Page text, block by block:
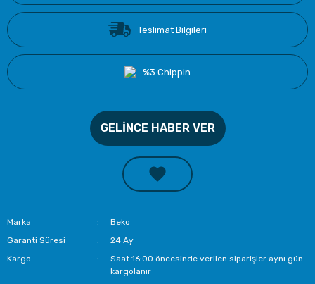
Teslimat Bilgileri
%3 Chippin
GELİNCE HABER VER
Marka
Beko
Garanti Süresi
24 Ay
Kargo
Saat 16:00 öncesinde verilen siparişler aynı gün
kargolanır